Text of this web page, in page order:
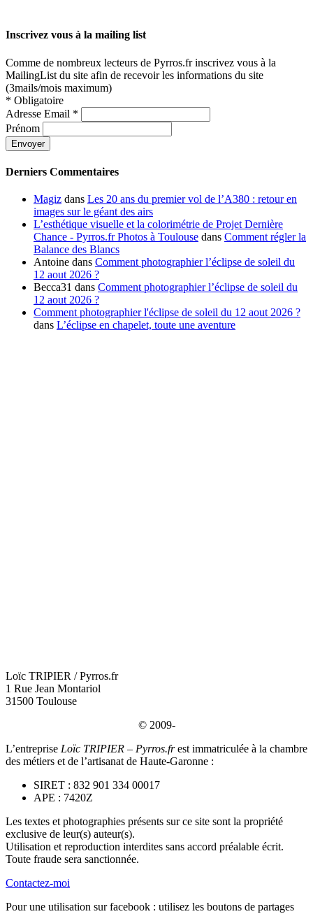
Inscrivez vous à la mailing list
Comme de nombreux lecteurs de Pyrros.fr inscrivez vous à la
MailingList du site afin de recevoir les informations du site
(3mails/mois maximum)
* Obligatoire
Adresse Email *
Prénom
Derniers Commentaires
Magiz dans Les 20 ans du premier vol de l’A380 : retour en
images sur le géant des airs
L’esthétique visuelle et la colorimétrie de Projet Dernière
Chance - Pyrros.fr Photos à Toulouse dans Comment régler la
Balance des Blancs
Antoine dans Comment photographier l’éclipse de soleil du
12 aout 2026 ?
Becca31 dans Comment photographier l’éclipse de soleil du
12 aout 2026 ?
Comment photographier l'éclipse de soleil du 12 aout 2026 ?
dans L’éclipse en chapelet, toute une aventure
Loïc TRIPIER / Pyrros.fr
1 Rue Jean Montariol
31500 Toulouse
© 2009-
L’entreprise Loïc TRIPIER – Pyrros.frest immatriculée à la chambre
des métiers et de l’artisanat de Haute-Garonne :
SIRET : 832 901 334 00017
APE : 7420Z
Les textes et photographies présents sur ce site sont la propriété
exclusive de leur(s) auteur(s).
Utilisation et reproduction interdites sans accord préalable écrit.
Toute fraude sera sanctionnée.
Contactez-moi
Pour une utilisation sur facebook : utilisez les boutons de partages